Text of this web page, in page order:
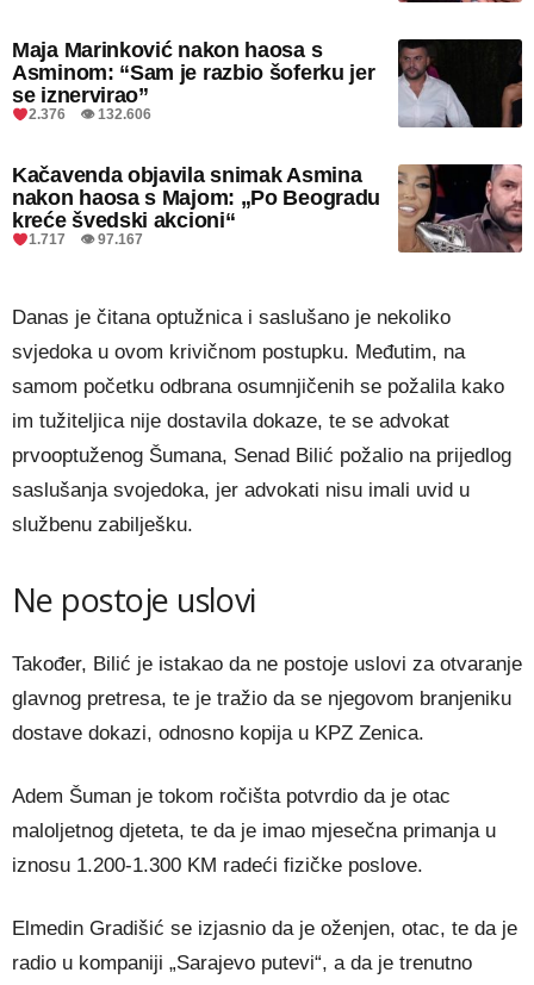
Maja Marinković nakon haosa s
Asminom: “Sam je razbio šoferku jer
se iznervirao”
2.376 👁 132.606
Kačavenda objavila snimak Asmina
nakon haosa s Majom: „Po Beogradu
kreće švedski akcioni“
1.717 👁 97.167
Danas je čitana optužnica i saslušano je nekoliko
svjedoka u ovom krivičnom postupku. Međutim, na
samom početku odbrana osumnjičenih se požalila kako
im tužiteljica nije dostavila dokaze, te se advokat
prvooptuženog Šumana, Senad Bilić požalio na prijedlog
saslušanja svojedoka, jer advokati nisu imali uvid u
službenu zabilješku.
Ne postoje uslovi
Također, Bilić je istakao da ne postoje uslovi za otvaranje
glavnog pretresa, te je tražio da se njegovom branjeniku
dostave dokazi, odnosno kopija u KPZ Zenica.
Adem Šuman je tokom ročišta potvrdio da je otac
maloljetnog djeteta, te da je imao mjesečna primanja u
iznosu 1.200-1.300 KM radeći fizičke poslove.
Elmedin Gradišić se izjasnio da je oženjen, otac, te da je
radio u kompaniji „Sarajevo putevi“, a da je trenutno